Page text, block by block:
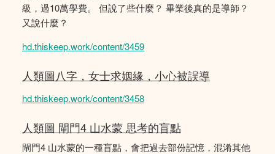
級，過10萬學費。 但說了些什麼？ 畢業後真的是導師？
又說什麼？
hd.thiskeep.work/content/3459
人類圖八字，女士求姻緣，小心被誤導
hd.thiskeep.work/content/3458
人類圖 閘門4 山水蒙 思考的盲點
閘門4 山水蒙的一種盲點，會把過去部份記憶，混淆其他